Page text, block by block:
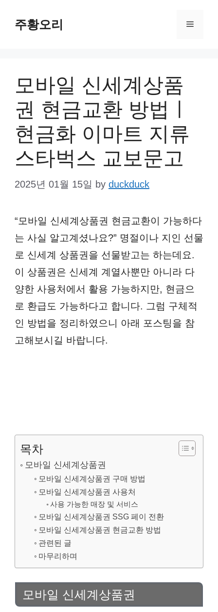
주황오리 Menu
모바일 신세계상품
권 현금교환 방법ㅣ
현금화 이마트 지류
스타벅스 교보문고
2025년 01월 15일 by duckduck
“모바일 신세계상품권 현금교환이 가능하다
는 사실 알고계셨나요?” 명절이나 지인 선물
로 신세계 상품권을 선물받고는 하는데요.
이 상품권은 신세계 계열사뿐만 아니라 다
양한 사용처에서 활용 가능하지만, 현금으
로 환급도 가능하다고 합니다. 그럼 구체적
인 방법을 정리하였으니 아래 포스팅을 참
고해보시길 바랍니다.
목차
모바일 신세계상품권
모바일 신세계상품권 구매 방법
모바일 신세계상품권 사용처
사용 가능한 매장 및 서비스
모바일 신세계상품권 SSG 페이 전환
모바일 신세계상품권 현금교환 방법
관련된 글
마무리하며
모바일 신세계상품권